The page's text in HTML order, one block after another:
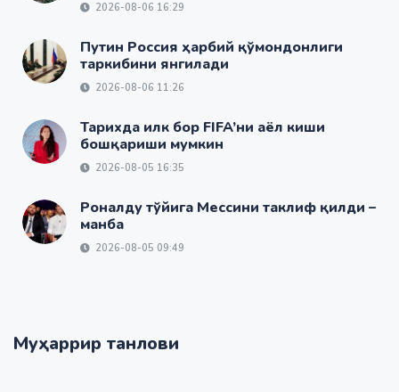
2026-08-06 16:29
Путин Россия ҳарбий қўмондонлиги
таркибини янгилади
2026-08-06 11:26
Тарихда илк бор FIFA’ни аёл киши
бошқариши мумкин
2026-08-05 16:35
Роналду тўйига Мессини таклиф қилди –
манба
2026-08-05 09:49
Муҳаррир танлови